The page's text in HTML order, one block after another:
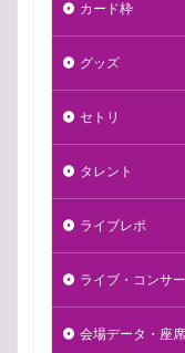
カード枠
グッズ
セトリ
タレント
ライブレポ
ライブ・コンサ
会場データ・座